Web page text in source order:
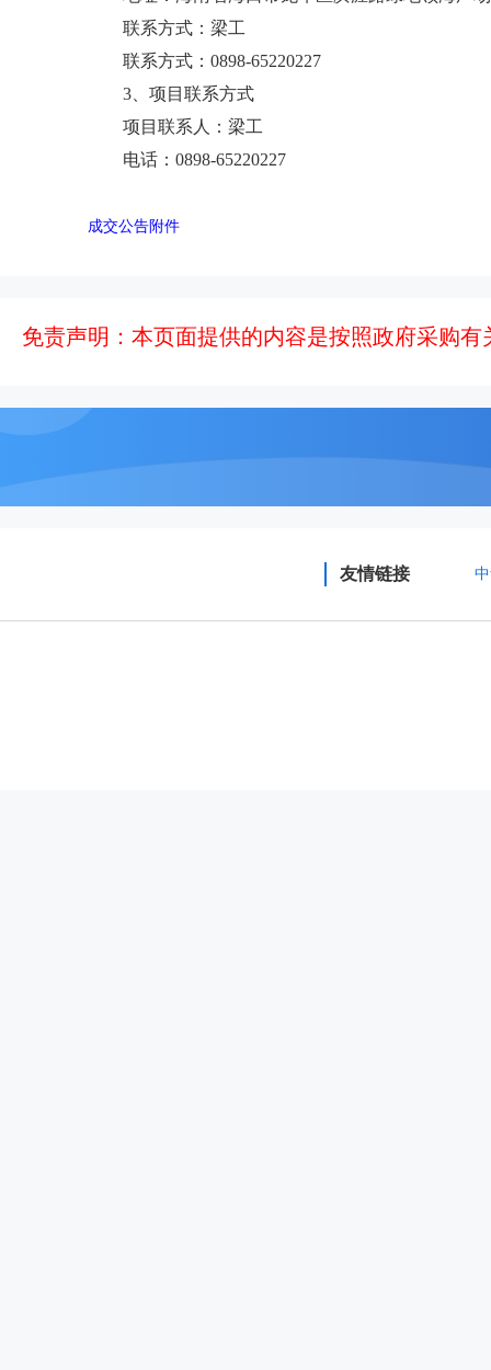
联系方式：梁工
联系方式： 0898-65220227
3 、项目联系方式
项目联系人：梁工
电话： 0898-65220227
成交公告附件
免责声明：本页面提供的内容是按照政府采购
友情链接